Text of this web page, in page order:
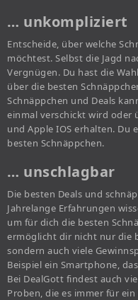
… unkompliziert
Entscheide, über welche
möchtest. Selbst die Jagd
Vergnügen. Du hast die
über die besten
Schnäppchen und Deals
einmal verschickt wird oder
und Apple IOS erhalten. Du
besten Schnäppchen.
… unschlagbar
Die besten Deals und
Jahrelange Erfahrungen
um für dich die besten
ermöglicht dir nicht nur die
sondern auch viele
Beispiel ein Smartphone,
Bei DealGott findest auch
Proben, die es immer für